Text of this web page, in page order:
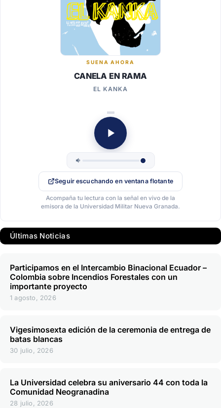
SUENA AHORA
CANELA EN RAMA
EL KANKA
Seguir escuchando en ventana flotante
Acompaña tu lectura con la señal en vivo de la
emisora de la Universidad Militar Nueva Granada.
Últimas Noticias
Participamos en el Intercambio Binacional Ecuador –
Colombia sobre Incendios Forestales con un
importante proyecto
1 agosto, 2026
Vigesimosexta edición de la ceremonia de entrega de
batas blancas
30 julio, 2026
La Universidad celebra su aniversario 44 con toda la
Comunidad Neogranadina
28 julio, 2026